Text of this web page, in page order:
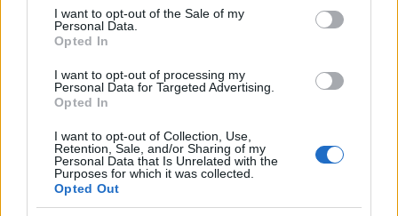
consent section.
I want to opt-out of the Sale of my
Personal Data.
Opted In
I want to opt-out of processing my
Personal Data for Targeted Advertising.
Opted In
I want to opt-out of Collection, Use,
Retention, Sale, and/or Sharing of my
Personal Data that Is Unrelated with the
Purposes for which it was collected.
Opted Out
és Tárnok Marica
Fény: Fogarasi Zoltán
Színház Shakespeare